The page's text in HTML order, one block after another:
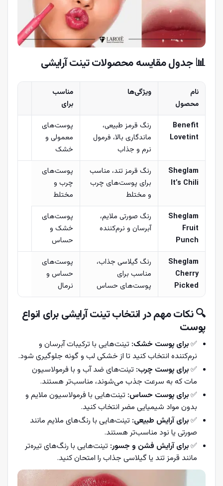
📊جدول مقایسه محصولات تینت آرایشی
نام
محصول
ویژگی‌ها
مناسب
برای
Benefit
Lovetint
رنگ قرمز طبیعی،
ماندگاری بالا، فرمول
نرم و جذاب
پوست‌های
معمولی و
خشک
Sheglam
It’s Chili
رنگ قرمز تند، مناسب
برای پوست‌های چرب
و مختلط
پوست‌های
چرب و
مختلط
Sheglam
Fruit
Punch
رنگ صورتی ملایم،
آبرسان و نرم‌کننده
پوست‌های
خشک و
حساس
Sheglam
Cherry
Picked
رنگ گیلاسی جذاب،
مناسب برای
پوست‌های حساس
پوست‌های
حساس و
نرمال
🔍نکات مهم در انتخاب تینت آرایشی برای انواع
پوست
✅برای پوست خشک: تینت‌هایی با ترکیبات آبرسان و
نرم‌کننده انتخاب کنید تا از خشکی لب و گونه جلوگیری شود.
✅برای پوست چرب: تینت‌های ضد آب و با فرمولاسیون
مات که به سرعت جذب می‌شوند، مناسب‌تر هستند.
✅برای پوست حساس: تینت‌هایی با فرمولاسیون ملایم و
بدون مواد شیمیایی مضر انتخاب کنید.
✅برای آرایش طبیعی: تینت‌هایی با رنگ‌های ملایم مانند
صورتی یا نود مناسب‌تر هستند.
✅برای آرایش فشن و جسور: تینت‌هایی با رنگ‌های تیره‌تر
مانند قرمز تند یا گیلاسی جذاب را امتحان کنید.